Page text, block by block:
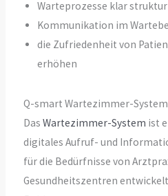
Warteprozesse klar
Kommunikation im
die Zufriedenheit von
erhöhen
Q-smart Wartezimmer-
Das Wartezimmer-System ist
digitales Aufruf- und
für die Bedürfnisse von
Gesundheitszentren